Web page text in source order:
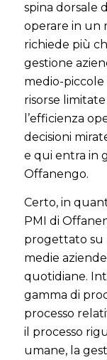
spina dorsale
operare in un
richiede più
gestione
medio-
risorse limitate
l’efficienza
decisioni
e qui entra in
Offanengo.
Certo, in
PMI di
progettato su
medie
quotidiane.
gamma di
processo
il processo
umane, la